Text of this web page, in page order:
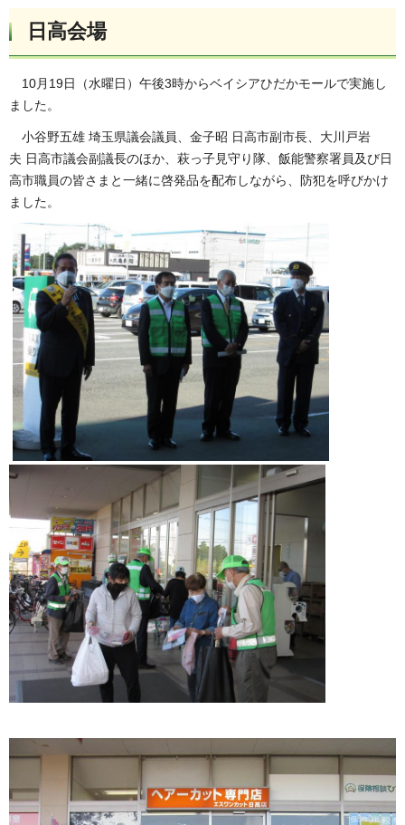
日高会場
10月19日（水曜日）午後3時からベイシアひだかモールで実施し
ました。
小谷野五雄 埼玉県議会議員、金子昭 日高市副市長、大川戸岩
夫 日高市議会副議長のほか、萩っ子見守り隊、飯能警察署員及び日
高市職員の皆さまと一緒に啓発品を配布しながら、防犯を呼びかけ
ました。